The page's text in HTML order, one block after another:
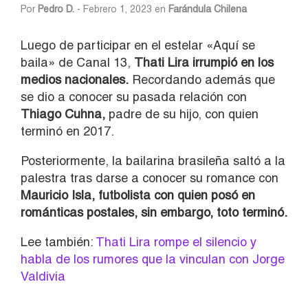
Por Pedro D. - Febrero 1, 2023 en Farándula Chilena
Luego de participar en el estelar «Aquí se
baila» de Canal 13, Thati Lira irrumpió en los
medios nacionales. Recordando además que
se dio a conocer su pasada relación con
Thiago Cuhna, padre de su hijo, con quien
terminó en 2017.
Posteriormente, la bailarina brasileña saltó a la
palestra tras darse a conocer su romance con
Mauricio Isla, futbolista con quien posó en
románticas postales, sin embargo, toto terminó.
Lee también: Thati Lira rompe el silencio y
habla de los rumores que la vinculan con Jorge
Valdivia